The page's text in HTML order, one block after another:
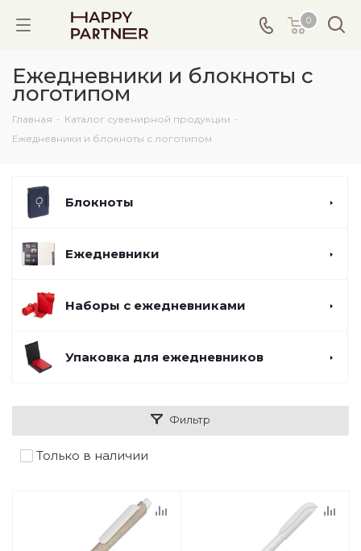
0
Ежедневники и блокноты с
логотипом
Главная - Каталог сувенирной продукции -
Ежедневники и блокноты с логотипом
Блокноты
Ежедневники
Наборы с ежедневниками
Упаковка для ежедневников
Фильтр
Только в наличии